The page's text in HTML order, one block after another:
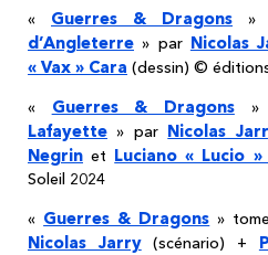
« Guerres & Dragons »
d’Angleterre » par Nicolas
« Vax » Cara (dessin) ©
« Guerres & Dragons»
Lafayette » par Nicolas
Negrin et Luciano « Lucio »
Soleil 2024
« Guerres & Dragons »
Nicolas Jarry(scénario) +